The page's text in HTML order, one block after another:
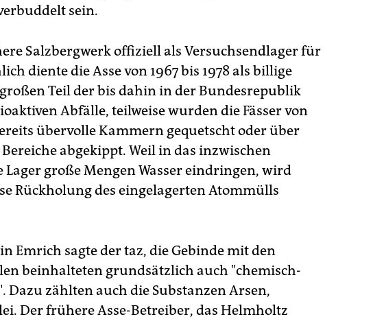
sein.
Salzbergwerk offiziell als Versuchsendlager für
diente die Asse von 1967 bis 1978 als billige
Teil der bis dahin in der Bundesrepublik
Abfälle, teilweise wurden die Fässer von
übervolle Kammern gequetscht oder über
abgekippt. Weil in das inzwischen
große Mengen Wasser eindringen, wird
Rückholung des eingelagerten Atommülls
Emrich sagte der taz, die Gebinde mit den
beinhalteten grundsätzlich auch "chemisch-
Dazu zählten auch die Substanzen Arsen,
Der frühere Asse-Betreiber, das Helmholtz